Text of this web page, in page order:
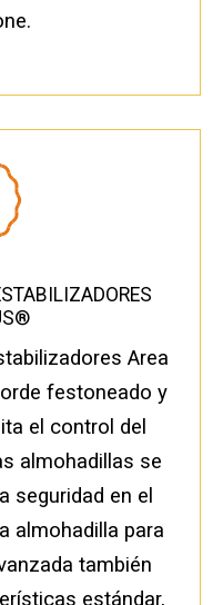
Area
festoneado y
el control del
almohadillas se
seguridad en el
almohadilla para
también
estándar,